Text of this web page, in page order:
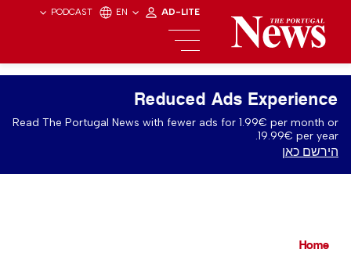
PODCAST EN AD-LITE
Reduced Ads Experience
Read The Portugal News with fewer ads for 1.99€ per month or
19.99€ per year.
הירשם כאן
Home